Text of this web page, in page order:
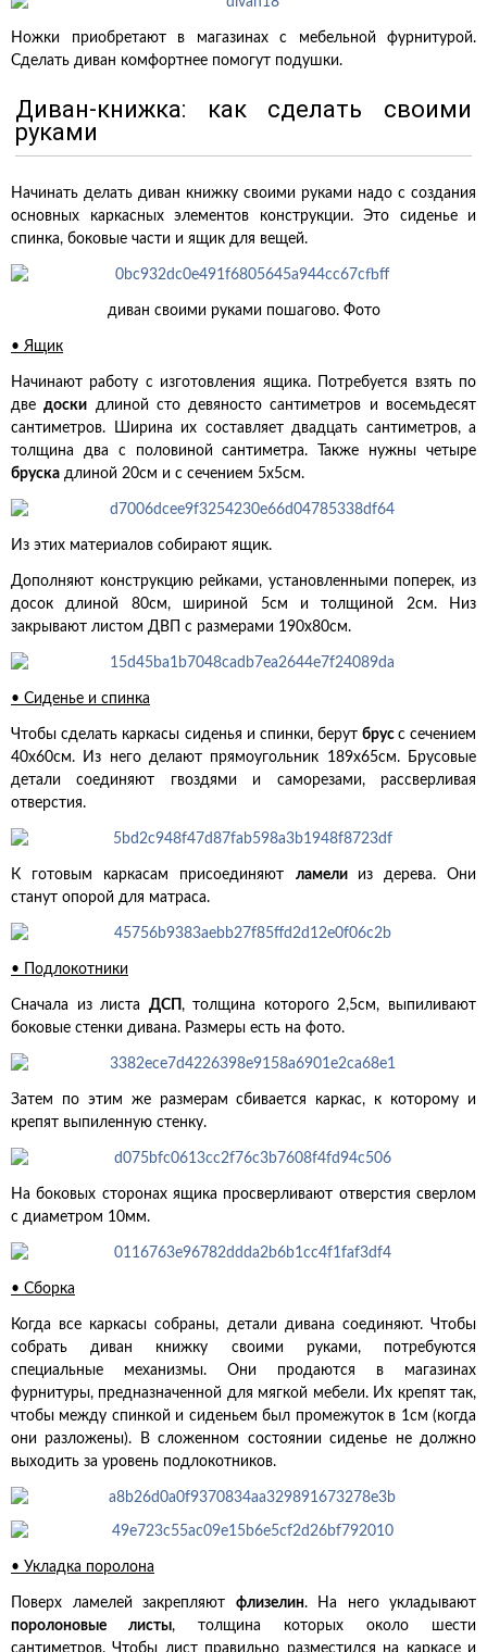
Ножки приобретают в магазинах с мебельной фурнитурой.
Сделать диван комфортнее помогут подушки.
Диван-книжка: как сделать своими
руками
Начинать делать диван книжку своими руками надо с создания
основных каркасных элементов конструкции. Это сиденье и
спинка, боковые части и ящик для вещей.
диван своими руками пошагово. Фото
• Ящик
Начинают работу с изготовления ящика. Потребуется взять по
дведоски длиной сто девяносто сантиметров и восемьдесят
сантиметров. Ширина их составляет двадцать сантиметров, а
толщина два с половиной сантиметра. Также нужны четыре
бруска длиной 20см и с сечением 5х5см.
Из этих материалов собирают ящик.
Дополняют конструкцию рейками, установленными поперек, из
досок длиной 80см, шириной 5см и толщиной 2см. Низ
закрывают листом ДВП с размерами 190х80см.
• Сиденье и спинка
Чтобы сделать каркасы сиденья и спинки, берут брус с сечением
40х60см. Из него делают прямоугольник 189х65см. Брусовые
детали соединяют гвоздями и саморезами, рассверливая
отверстия.
К готовым каркасам присоединяют ламели из дерева. Они
станут опорой для матраса.
• Подлокотники
Сначала из листа ДСП , толщина которого 2,5см, выпиливают
боковые стенки дивана. Размеры есть на фото.
Затем по этим же размерам сбивается каркас, к которому и
крепят выпиленную стенку.
На боковых сторонах ящика просверливают отверстия сверлом
с диаметром 10мм.
• Сборка
Когда все каркасы собраны, детали дивана соединяют. Чтобы
собрать диван книжку своими руками, потребуются
специальные механизмы. Они продаются в магазинах
фурнитуры, предназначенной для мягкой мебели. Их крепят так,
чтобы между спинкой и сиденьем был промежуток в 1см (когда
они разложены). В сложенном состоянии сиденье не должно
выходить за уровень подлокотников.
• Укладка поролона
Поверх ламелей закрепляют флизелин. На него укладывают
поролоновые листы, толщина которых около шести
сантиметров. Чтобы лист правильно разместился на каркасе и